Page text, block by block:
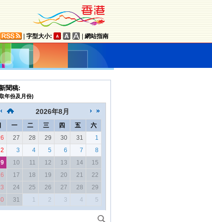
字型大小: 網站指南
聞稿:
年份及月份)
2026年8月
一 二 三 四 五
六
27 28 29 30 31
1
2
3 4 5 6 7
8
9
10 11 12 13 14
15
17 18 19 20 21
22
24 25 26 27 28
29
31 1 2 3 4 5